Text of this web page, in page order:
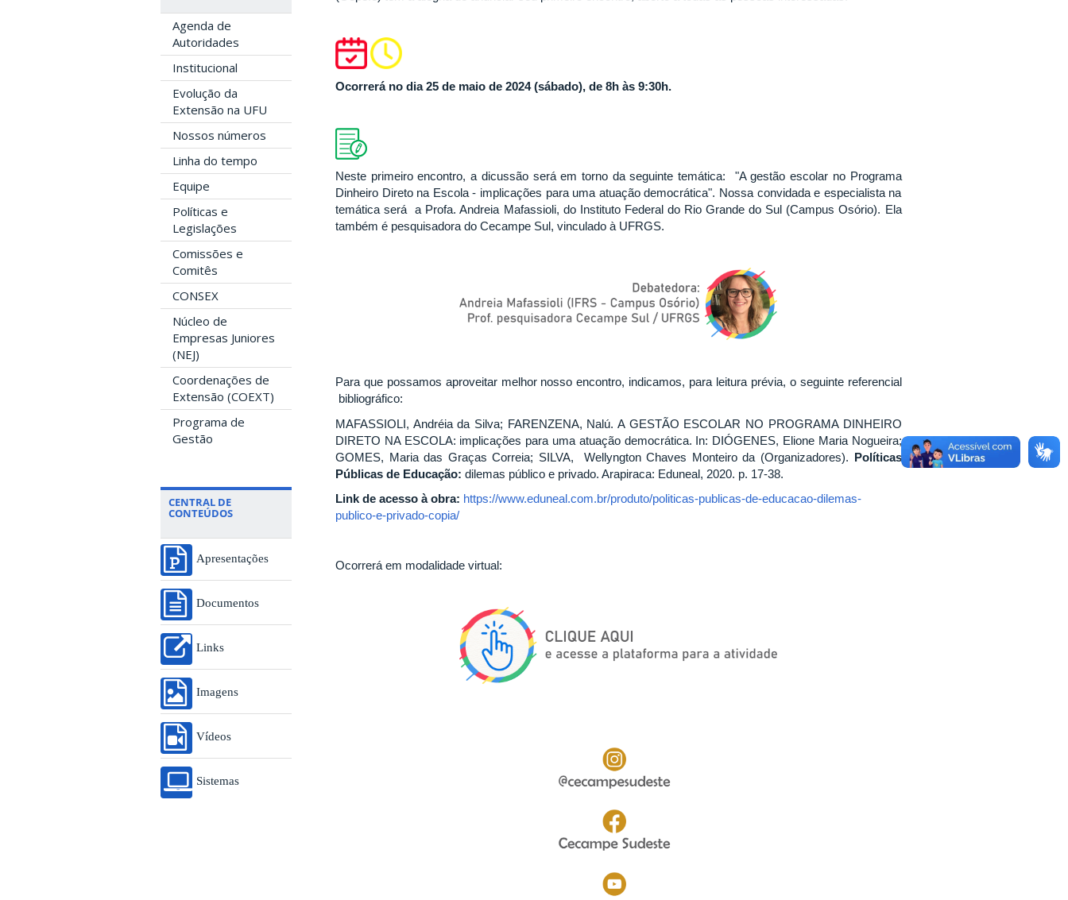
Agenda de
Autoridades
Institucional
Evolução da
Extensão na UFU
Nossos números
Linha do tempo
Equipe
Políticas e
Legislações
Comissões e
Comitês
CONSEX
Núcleo de
Empresas Juniores
(NEJ)
Coordenações de
Extensão (COEXT)
Programa de
Gestão
CENTRAL DE
CONTEÚDOS
Apresentações
Documentos
Links
Imagens
Vídeos
Sistemas
Ocorrerá no dia 25 de maio de 2024 (sábado), de 8h às 9:30h.
Neste primeiro encontro, a dicussão será em torno da seguinte temática: "A gestão escolar no Programa
Dinheiro Direto na Escola - implicações para uma atuação democrática". Nossa convidada e especialista na
temática será a Profa. Andreia Mafassioli, do Instituto Federal do Rio Grande do Sul (Campus Osório). Ela
também é pesquisadora do Cecampe Sul, vinculado à UFRGS.
Para que possamos aproveitar melhor nosso encontro, indicamos, para leitura prévia, o seguinte referencial
bibliográfico:
MAFASSIOLI, Andréia da Silva; FARENZENA, Nalú. A GESTÃO ESCOLAR NO PROGRAMA DINHEIRO
DIRETO NA ESCOLA: implicações para uma atuação democrática. In: DIÓGENES, Elione Maria Nogueira;
GOMES, Maria das Graças Correia; SILVA, Wellyngton Chaves Monteiro da (Organizadores). Políticas
Públicas de Educação: dilemas público e privado. Arapiraca: Eduneal, 2020. p. 17-38.
Link de acesso à obra: https://www.eduneal.com.br/produto/politicas-publicas-de-educacao-dilemas-
publico-e-privado-copia/
Ocorrerá em modalidade virtual: